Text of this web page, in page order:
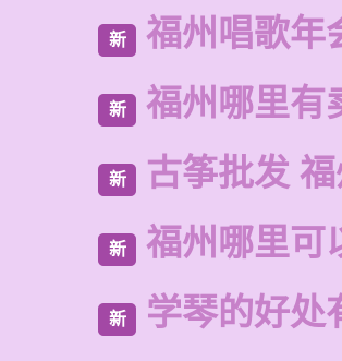
新 福州唱歌年
新 福州哪里有
新 古筝批发
新 福州哪里可
新 学琴的好处